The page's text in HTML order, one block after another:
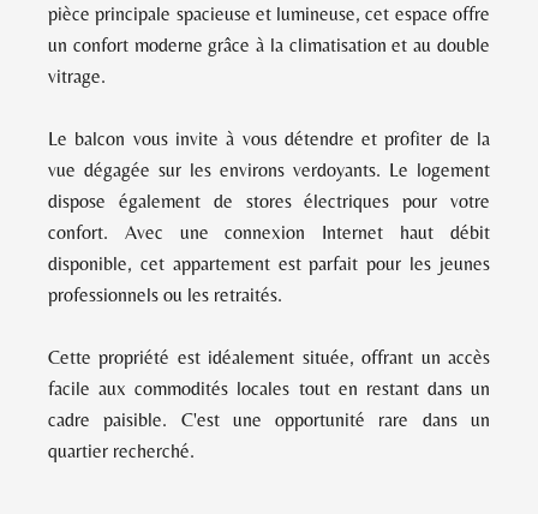
pièce principale spacieuse et lumineuse, cet espace offre
un confort moderne grâce à la climatisation et au double
vitrage.
Le balcon vous invite à vous détendre et profiter de la
vue dégagée sur les environs verdoyants. Le logement
dispose également de stores électriques pour votre
confort. Avec une connexion Internet haut débit
disponible, cet appartement est parfait pour les jeunes
professionnels ou les retraités.
Cette propriété est idéalement située, offrant un accès
facile aux commodités locales tout en restant dans un
cadre paisible. C'est une opportunité rare dans un
quartier recherché.